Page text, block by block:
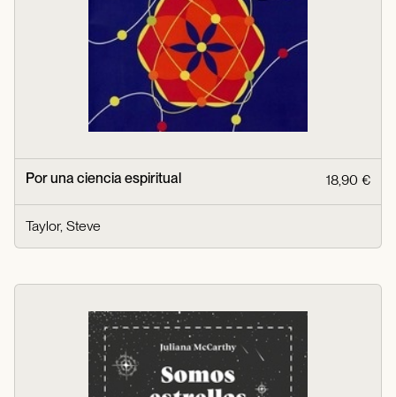
Por una ciencia espiritual 18,90 €
Taylor, Steve